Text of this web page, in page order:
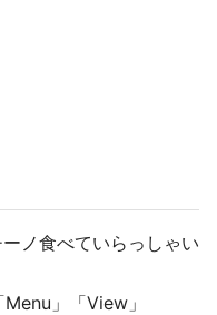
ノ食べていらっしゃい
」「View」